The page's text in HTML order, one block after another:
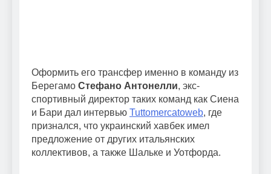
Оформить его трансфер именно в команду из
Берегамо Стефано Антонелли, экс-
спортивный директор таких команд как Сиена
и Бари дал интервью Tuttomercatoweb, где
признался, что украинский хавбек имел
предложение от других итальянских
коллективов, а также Шальке и Уотфорда.